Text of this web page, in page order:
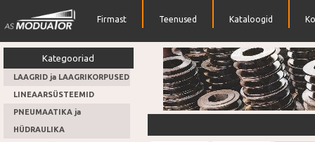
Firmast Teenused Kataloogid
Kategooriad
LAAGRID ja LAAGRIKORPUSED
LINEAARSÜSTEEMID
PNEUMAATIKA ja
HÜDRAULIKA